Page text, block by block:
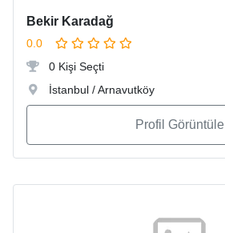
Bekir Karadağ
0.0
0 Kişi Seçti
İstanbul / Arnavutköy
Profil Görüntüle